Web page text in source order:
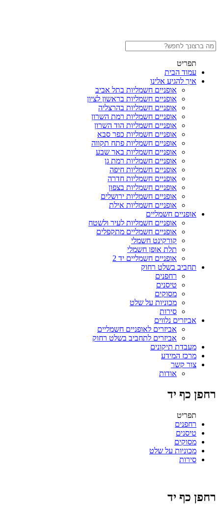
תפריט
עמוד הבית
איך להגיע אלינו
אופניים חשמליות בתל אביב
אופניים חשמליות בראשון לציון
אופניים חשמליות בהרצליה
אופניים חשמליות רמת השרון
אופניים חשמליות הוד השרון
אופניים חשמליות כפר סבא
אופניים חשמליות פתח תקווה
אופניים חשמליות באר שבע
אופניים חשמליות רמת גן
אופניים חשמליות חיפה
אופניים חשמליות חדרה
אופניים חשמליות בצפון
אופניים חשמליות ירושלים
אופניים חשמליות אילת
אופניים חשמליים
אופניים חשמליות לעיר ולשטח
אופניים חשמליים מתקפלים
קורקינט חשמלי
תלת אופן חשמלי
אופניים חשמליים יד 2
תחביב בשלט רחוק
רחפנים
טיסנים
מסוקים
מכוניות על שלט
סירות
אביזרים נלווים
אביזרים לאופניים חשמליים
אביזרים לתחביב בשלט רחוק
מעבדת תיקונים
מרכז המידע
צור קשר
אודות
רחפן כף יד
תפריט
רחפנים
טיסנים
מסוקים
מכוניות על שלט
סירות
רחפן כף יד